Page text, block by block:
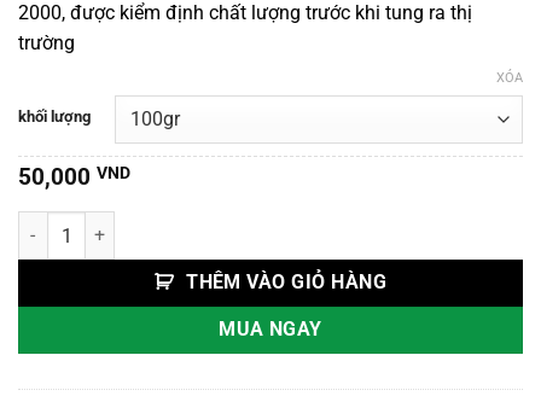
2000, được kiểm định chất lượng trước khi tung ra thị
trường
khối lượng
XÓA
50,000 VND
Chi Tử/ Dành Dành số lượng
THÊM VÀO GIỎ HÀNG
MUA NGAY